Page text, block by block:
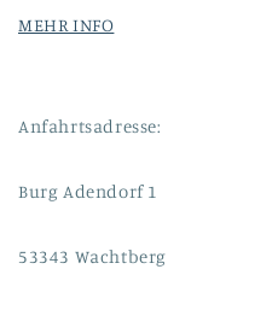
MEHR INFO
Anfahrtsadresse:
Burg Adendorf 1
53343 Wachtberg